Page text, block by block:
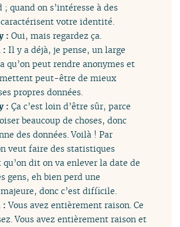
; quand on s’intéresse à des
votre identité.
:Oui, mais regardez ça.
:Il y a déjà, je pense, un large
qu’on peut rendre anonymes et
peut-être de mieux
propres données.
:Ça c’est loin d’être sûr, parce
beaucoup de choses, donc
des données. Voilà ! Par
veut faire des statistiques
dit on va enlever la date de
gens, eh bien perd une
donc c’est difficile.
:Vous avez entièrement raison. Ce
Vous avez entièrement raison et